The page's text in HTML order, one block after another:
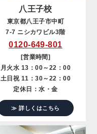
八王子校
東京都八王子市中町
7-7 ニシカワビル3階
0120-649-801
[営業時間]
月火水 13：00～22：00
土日祝 11：30～22：00
定休日：水・金
≫ 詳しくはこちら